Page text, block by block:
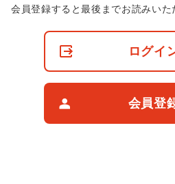
非
会員登録すると最後までお読みいた
ログイ
会員登